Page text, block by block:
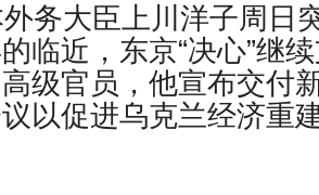
务大臣上川洋子周日
临近，东京“决心”继
级官员，他宣布交付
以促进乌克兰经济重